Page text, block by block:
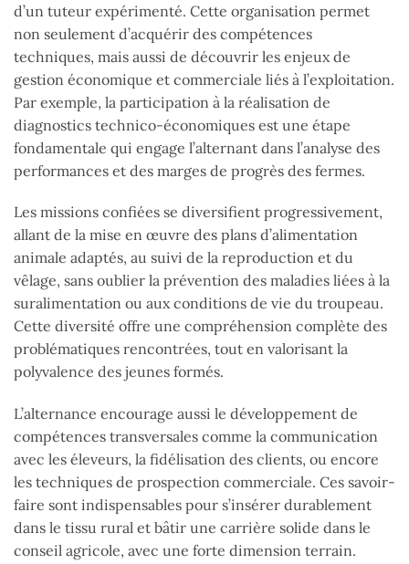
d’un tuteur expérimenté. Cette organisation permet
non seulement d’acquérir des compétences
techniques, mais aussi de découvrir les enjeux de
gestion économique et commerciale liés à l’exploitation.
Par exemple, la participation à la réalisation de
diagnostics technico-économiques est une étape
fondamentale qui engage l’alternant dans l’analyse des
performances et des marges de progrès des fermes.
Les missions confiées se diversifient progressivement,
allant de la mise en œuvre des plans d’alimentation
animale adaptés, au suivi de la reproduction et du
vêlage, sans oublier la prévention des maladies liées à la
suralimentation ou aux conditions de vie du troupeau.
Cette diversité offre une compréhension complète des
problématiques rencontrées, tout en valorisant la
polyvalence des jeunes formés.
L’alternance encourage aussi le développement de
compétences transversales comme la communication
avec les éleveurs, la fidélisation des clients, ou encore
les techniques de prospection commerciale. Ces savoir-
faire sont indispensables pour s’insérer durablement
dans le tissu rural et bâtir une carrière solide dans le
conseil agricole, avec une forte dimension terrain.